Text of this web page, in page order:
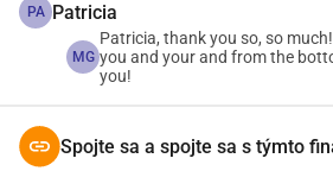
PA Patricia
MG
Patricia, thank you so, so
you and your and from the
you!
Spojte sa a spojte sa s týmto